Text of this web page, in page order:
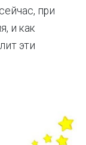
при
и как
эти